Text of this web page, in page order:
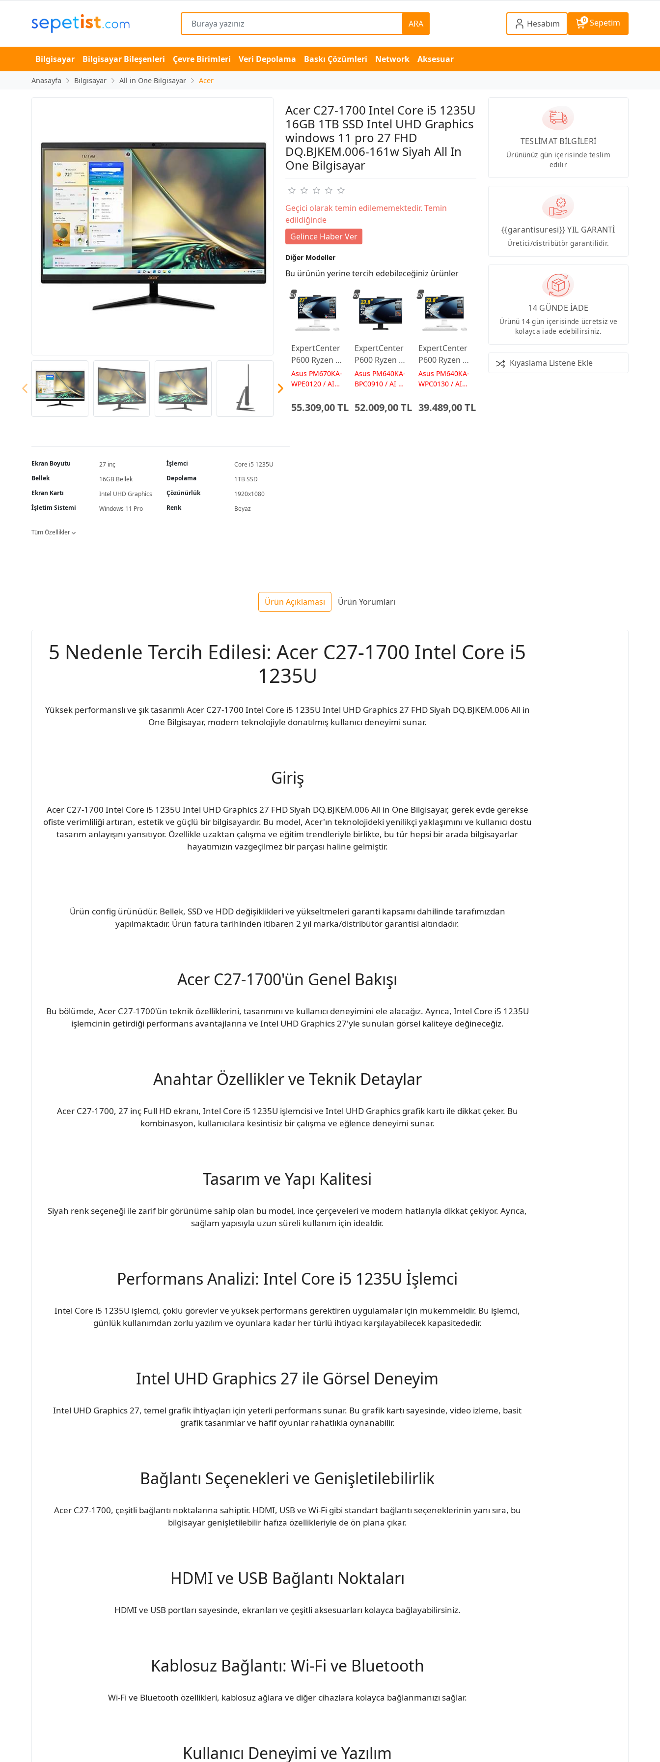
ARA Hesabım 0 Sepetim
Bilgisayar Bilgisayar Bileşenleri Çevre Birimleri Veri Depolama Baskı Çözümleri Network Aksesuar
Anasayfa Bilgisayar All in One Bilgisayar Acer
Acer C27-1700 Intel Core i5 1235U
16GB 1TB SSD Intel UHD Graphics
windows 11 pro 27 FHD
DQ.BJKEM.006-161w Siyah All In
One Bilgisayar
Geçici olarak temin edilememektedir. Temin
edildiğinde
Gelince Haber Ver
Diğer Modeller
Bu ürünün yerine tercih edebileceğiniz ürünler
ExpertCenter
P600 Ryzen AI
7-350 32GB
512GB 27
Beyaz AI-
Asus PM670KA-
WPE0120 / AI
55.309,00 TL
Yeni
ExpertCenter
P600 Ryzen AI
7-350 32GB
512GB 23.8
Siyah AI-
Asus PM640KA-
BPC0910 / AI 50
52.009,00 TL
Yeni
ExpertCenter
P600 Ryzen AI
5-330 16GB
512GB 23.8
Beyaz AI-
Asus PM640KA-
WPC0130 / AI
39.489,00 TL
Yeni
TESLİMAT BİLGİLERİ
Ürününüz gün içerisinde teslim
edilir
{{garantisuresi}} YIL GARANTİ
Üretici/distribütör garantilidir.
14 GÜNDE İADE
Ürünü 14 gün içerisinde ücretsiz ve
kolayca iade edebilirsiniz.
Kıyaslama Listene Ekle
Ekran Boyutu 27 inç İşlemci
Core i5 1235U
Bellek
16GB Bellek Depolama
1TB SSD
Ekran Kartı
Intel UHD Graphics Çözünürlük
1920x1080
İşletim Sistemi
Windows 11 Pro Renk Beyaz
Tüm Özellikler
Ürün Açıklaması Ürün Yorumları
5 Nedenle Tercih Edilesi: Acer C27-1700 Intel Core i5
1235U
Yüksek performanslı ve şık tasarımlı Acer C27-1700 Intel Core i5 1235U Intel UHD Graphics 27 FHD Siyah DQ.BJKEM.006 All in
One Bilgisayar, modern teknolojiyle donatılmış kullanıcı deneyimi sunar.
Giriş
Acer C27-1700 Intel Core i5 1235U Intel UHD Graphics 27 FHD Siyah DQ.BJKEM.006 All in One Bilgisayar, gerek evde gerekse
ofiste verimliliği artıran, estetik ve güçlü bir bilgisayardır. Bu model, Acer'ın teknolojideki yenilikçi yaklaşımını ve kullanıcı dostu
tasarım anlayışını yansıtıyor. Özellikle uzaktan çalışma ve eğitim trendleriyle birlikte, bu tür hepsi bir arada bilgisayarlar
hayatımızın vazgeçilmez bir parçası haline gelmiştir.
Ürün config ürünüdür. Bellek, SSD ve HDD değişiklikleri ve yükseltmeleri garanti kapsamı dahilinde tarafımızdan
yapılmaktadır. Ürün fatura tarihinden itibaren 2 yıl marka/distribütör garantisi altındadır.
Acer C27-1700'ün Genel Bakışı
Bu bölümde, Acer C27-1700'ün teknik özelliklerini, tasarımını ve kullanıcı deneyimini ele alacağız. Ayrıca, Intel Core i5 1235U
işlemcinin getirdiği performans avantajlarına ve Intel UHD Graphics 27'yle sunulan görsel kaliteye değineceğiz.
Anahtar Özellikler ve Teknik Detaylar
Acer C27-1700, 27 inç Full HD ekranı, Intel Core i5 1235U işlemcisi ve Intel UHD Graphics grafik kartı ile dikkat çeker. Bu
kombinasyon, kullanıcılara kesintisiz bir çalışma ve eğlence deneyimi sunar.
Tasarım ve Yapı Kalitesi
Siyah renk seçeneği ile zarif bir görünüme sahip olan bu model, ince çerçeveleri ve modern hatlarıyla dikkat çekiyor. Ayrıca,
sağlam yapısıyla uzun süreli kullanım için idealdir.
Performans Analizi: Intel Core i5 1235U İşlemci
Intel Core i5 1235U işlemci, çoklu görevler ve yüksek performans gerektiren uygulamalar için mükemmeldir. Bu işlemci,
günlük kullanımdan zorlu yazılım ve oyunlara kadar her türlü ihtiyacı karşılayabilecek kapasitededir.
Intel UHD Graphics 27 ile Görsel Deneyim
Intel UHD Graphics 27, temel grafik ihtiyaçları için yeterli performans sunar. Bu grafik kartı sayesinde, video izleme, basit
grafik tasarımlar ve hafif oyunlar rahatlıkla oynanabilir.
Bağlantı Seçenekleri ve Genişletilebilirlik
Acer C27-1700, çeşitli bağlantı noktalarına sahiptir. HDMI, USB ve Wi-Fi gibi standart bağlantı seçeneklerinin yanı sıra, bu
bilgisayar genişletilebilir hafıza özellikleriyle de ön plana çıkar.
HDMI ve USB Bağlantı Noktaları
HDMI ve USB portları sayesinde, ekranları ve çeşitli aksesuarları kolayca bağlayabilirsiniz.
Kablosuz Bağlantı: Wi-Fi ve Bluetooth
Wi-Fi ve Bluetooth özellikleri, kablosuz ağlara ve diğer cihazlara kolayca bağlanmanızı sağlar.
Kullanıcı Deneyimi ve Yazılım